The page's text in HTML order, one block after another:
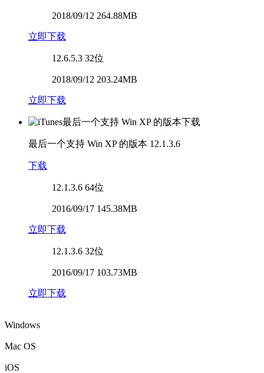
2018/09/12 264.88MB
立即下载
12.6.5.3 32位
2018/09/12 203.24MB
立即下载
最后一个支持 Win XP 的版本 12.1.3.6
下载
12.1.3.6 64位
2016/09/17 145.38MB
立即下载
12.1.3.6 32位
2016/09/17 103.73MB
立即下载
Windows
Mac OS
iOS